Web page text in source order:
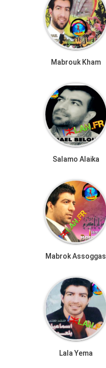
Mabrouk Kham
Salamo Alaika
Mabrok Assoggas
Lala Yema